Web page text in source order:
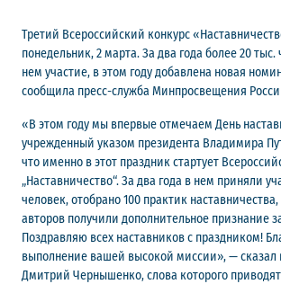
Третий Всероссийский конкурс
понедельник, 2 марта. За два года более 20
нем участие, в этом году добавлена новая
сообщила пресс-служба Минпросвещения
«В этом году мы впервые отмечаем День
учрежденный указом президента Владимира
что именно в этот праздник стартует
„Наставничество“. За два года в нем приняли
человек, отобрано 100 практик
авторов получили дополнительное признание
Поздравляю всех наставников с праздником!
выполнение вашей высокой миссии», —
Дмитрий Чернышенко, слова которого